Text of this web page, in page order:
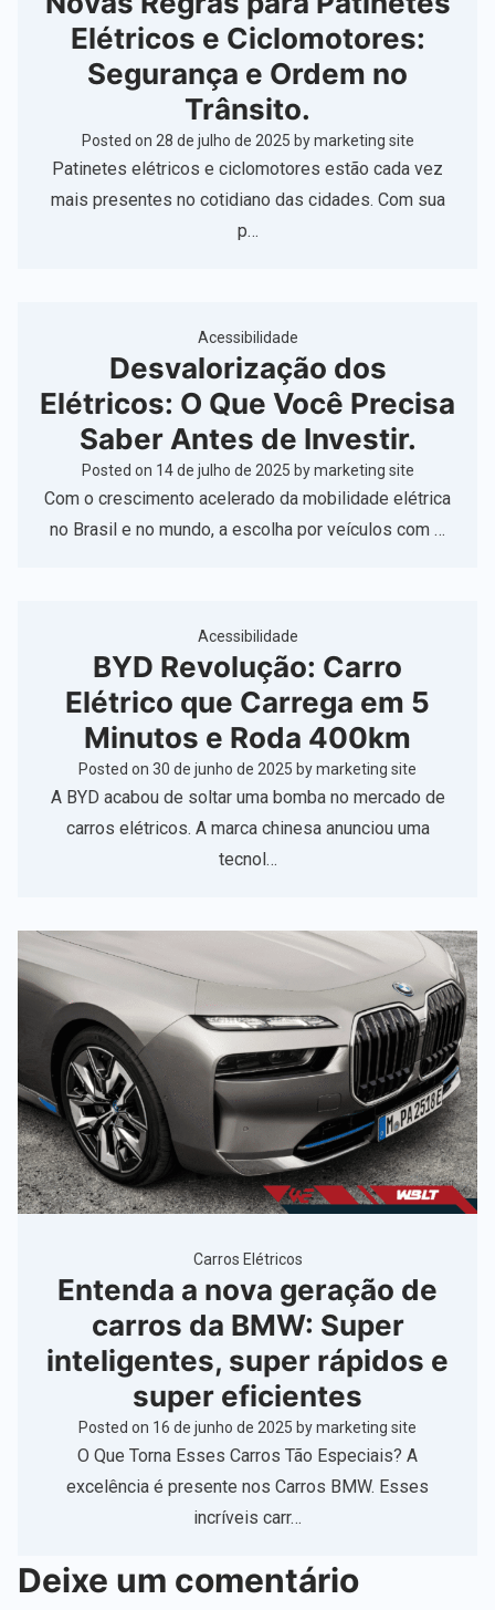
Elétricos e Ciclomotores:
Segurança e Ordem no
Trânsito.
Posted on 28 de julho de 2025 bymarketing site
Patinetes elétricos e ciclomotores estão cada vez
mais presentes no cotidiano das cidades. Com sua
p…
Acessibilidade
Desvalorização dos
Elétricos: O Que Você Precisa
Saber Antes de Investir.
Posted on 14 de julho de 2025 bymarketing site
Com o crescimento acelerado da mobilidade elétrica
no Brasil e no mundo, a escolha por veículos com …
Acessibilidade
BYD Revolução: Carro
Elétrico que Carrega em 5
Minutos e Roda 400km
Posted on 30 de junho de 2025 bymarketing site
A BYD acabou de soltar uma bomba no mercado de
carros elétricos. A marca chinesa anunciou uma
tecnol…
Carros Elétricos
Entenda a nova geração de
carros da BMW: Super
inteligentes, super rápidos e
super eficientes
Posted on 16 de junho de 2025 bymarketing site
O Que Torna Esses Carros Tão Especiais? A
excelência é presente nos Carros BMW. Esses
incríveis carr…
Deixe um comentário